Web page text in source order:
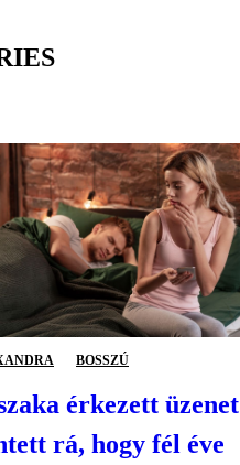
BOSSZÚ
érkezett üzenet
rá, hogy fél éve